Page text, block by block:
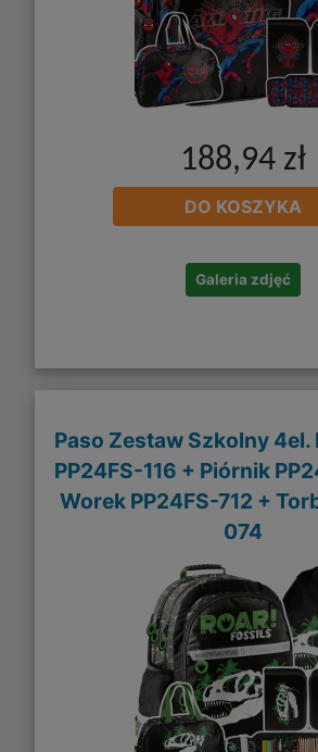
188,94 zł
DO KOSZYKA
Galeria zdjęć
Paso Zestaw Szkolny 4el.
PP24FS-116 + Piórnik
Worek PP24FS-712 +
074